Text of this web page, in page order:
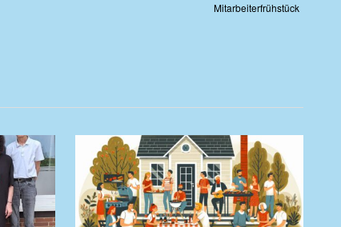
Mitarbeiterfrühstück